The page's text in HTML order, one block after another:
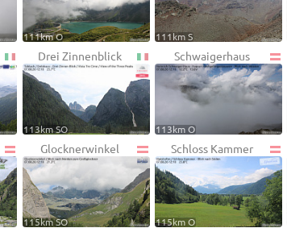
111km O 111km S
Drei Zinnenblick
113km SO
Schwaigerhaus
113km O
Glocknerwinkel
115km SO
Schloss Kammer
115km O